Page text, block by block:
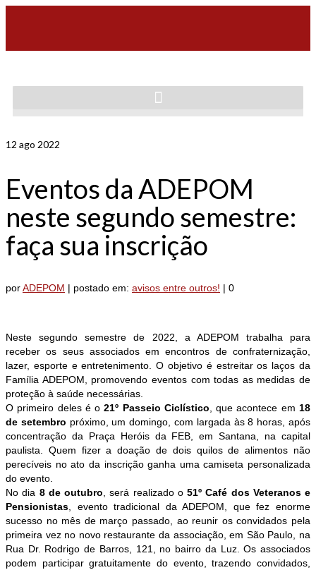
12 ago 2022
Eventos da ADEPOM
neste segundo semestre:
faça sua inscrição
porADEPOM | postado em: avisos entre outros! | 0
Neste segundo semestre de 2022, a ADEPOM trabalha para
receber os seus associados em encontros de confraternização,
lazer, esporte e entretenimento. O objetivo é estreitar os laços da
Família ADEPOM, promovendo eventos com todas as medidas de
proteção à saúde necessárias.
O primeiro deles é o21º Passeio Ciclístico , que acontece em 18
de setembro próximo, um domingo, com largada às 8 horas, após
concentração da Praça Heróis da FEB, em Santana, na capital
paulista. Quem fizer a doação de dois quilos de alimentos não
perecíveis no ato da inscrição ganha uma camiseta personalizada
do evento.
No dia 8 de outubro , será realizado o 51º Café dos Veteranos e
Pensionistas , evento tradicional da ADEPOM, que fez enorme
sucesso no mês de março passado, ao reunir os convidados pela
primeira vez no novo restaurante da associação, em São Paulo, na
Rua Dr. Rodrigo de Barros, 121, no bairro da Luz. Os associados
podem participar gratuitamente do evento, trazendo convidados,